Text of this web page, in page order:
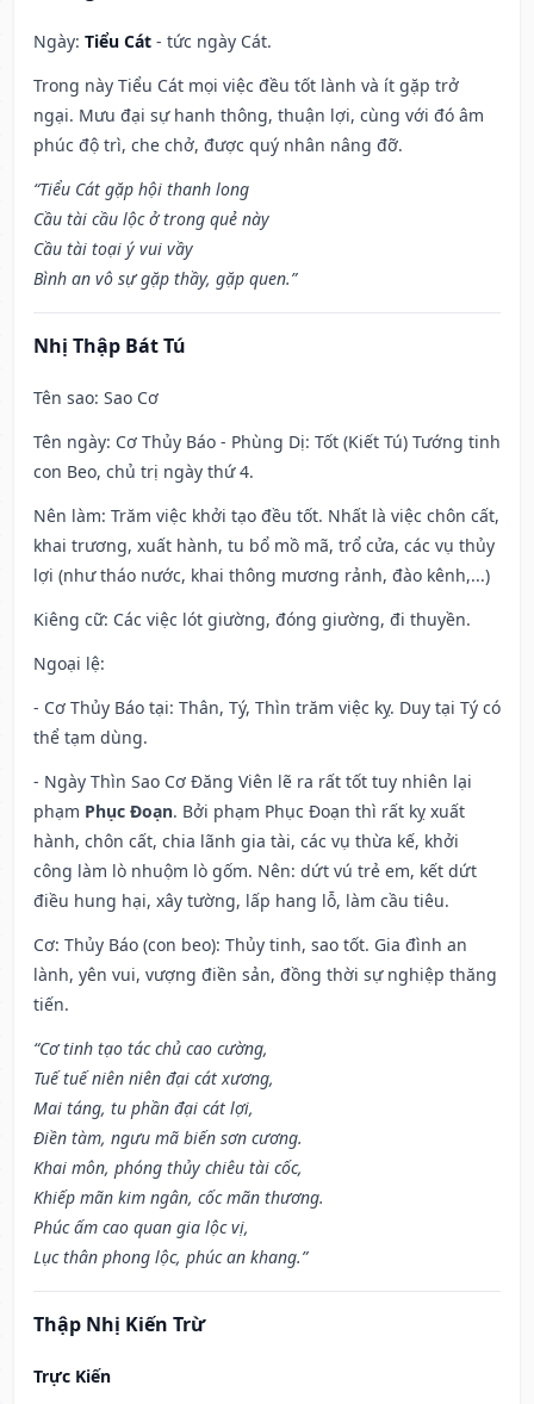
Ngày: Tiểu Cát - tức ngày Cát.
Trong này Tiểu Cát mọi việc đều tốt lành và ít gặp trở
ngại. Mưu đại sự hanh thông, thuận lợi, cùng với đó âm
phúc độ trì, che chở, được quý nhân nâng đỡ.
“Tiểu Cát gặp hội thanh long
Cầu tài cầu lộc ở trong quẻ này
Cầu tài toại ý vui vầy
Bình an vô sự gặp thầy, gặp quen.”
Nhị Thập Bát Tú
Tên sao: Sao Cơ
Tên ngày: Cơ Thủy Báo - Phùng Dị: Tốt (Kiết Tú) Tướng tinh
con Beo, chủ trị ngày thứ 4.
Nên làm: Trăm việc khởi tạo đều tốt. Nhất là việc chôn cất,
khai trương, xuất hành, tu bổ mồ mã, trổ cửa, các vụ thủy
lợi (như tháo nước, khai thông mương rảnh, đào kênh,...)
Kiêng cữ: Các việc lót giường, đóng giường, đi thuyền.
Ngoại lệ:
- Cơ Thủy Báo tại: Thân, Tý, Thìn trăm việc kỵ. Duy tại Tý có
thể tạm dùng.
- Ngày Thìn Sao Cơ Đăng Viên lẽ ra rất tốt tuy nhiên lại
phạm Phục Đoạn. Bởi phạm Phục Đoạn thì rất kỵ xuất
hành, chôn cất, chia lãnh gia tài, các vụ thừa kế, khởi
công làm lò nhuộm lò gốm. Nên: dứt vú trẻ em, kết dứt
điều hung hại, xây tường, lấp hang lỗ, làm cầu tiêu.
Cơ: Thủy Báo (con beo): Thủy tinh, sao tốt. Gia đình an
lành, yên vui, vượng điền sản, đồng thời sự nghiệp thăng
tiến.
“Cơ tinh tạo tác chủ cao cường,
Tuế tuế niên niên đại cát xương,
Mai táng, tu phần đại cát lợi,
Điền tàm, ngưu mã biến sơn cương.
Khai môn, phóng thủy chiêu tài cốc,
Khiếp mãn kim ngân, cốc mãn thương.
Phúc ấm cao quan gia lộc vị,
Lục thân phong lộc, phúc an khang.”
Thập Nhị Kiến Trừ
Trực Kiến